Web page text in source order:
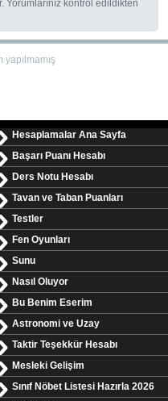
Yorumlarınız kontrol edildikten
yapılmamış
Hesaplamalar Ana Sayfa
Başarı Puanı Hesabı
Ders Notu Hesabı
Tavan ve Taban Puanları
Testler
Fen Oyunları
Sunu
Nasıl Oluyor
Bu Benim Eserim
Astronomi ve Uzay
Taktir Teşekkür Hesabı
Mesleki Gelişim
Sınıf Nöbet Listesi Hazırla 2026